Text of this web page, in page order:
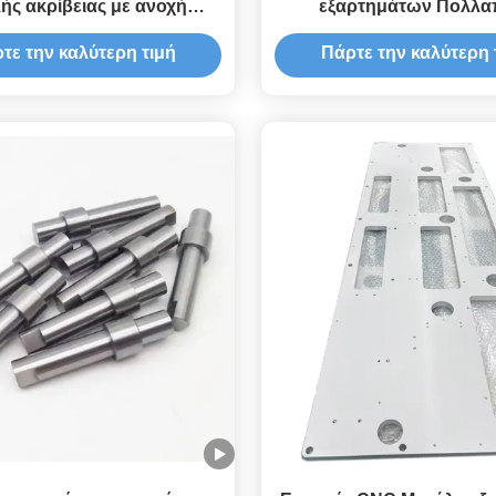
ακρίβειας με ανοχή
σε κράμα αλουμινίου με
κατεργασία CNC
την καλύτερη τιμή
εξαρτημάτων
επεξεργασίες CNC
εξαρτημάτων
Πάρτε την καλύτερη